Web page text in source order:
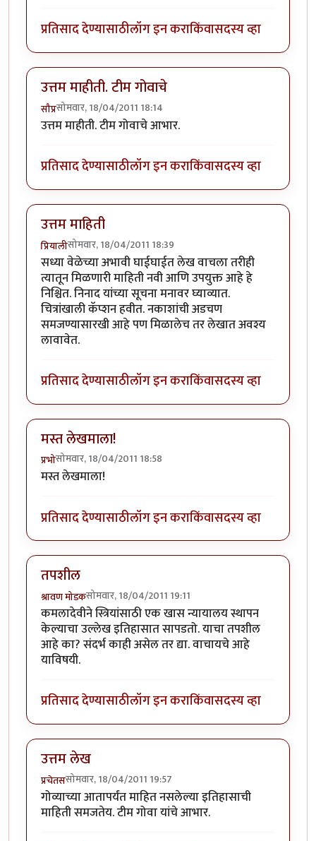
प्रतिसाद देण्यासाठीलॉग इन कराकिंवासदस्य व्हा
उत्तम माहीती. टीम गोवाचे
सौप्रसोमवार, 18/04/2011 18:14
उत्तम माहीती. टीम गोवाचे आभार.
प्रतिसाद देण्यासाठीलॉग इन कराकिंवासदस्य व्हा
उत्तम माहिती
प्रियालीसोमवार, 18/04/2011 18:39
सध्या वेळेच्या अभावी घाईघाईत लेख वाचला तरीही
त्यातून मिळणारी माहिती नवी आणि उपयुक्त आहे हे
निश्चित. निनाद यांच्या सूचना मनावर घ्याव्यात.
चित्रांखाली कॅप्शन हवीत. नकाशांची अडचण
समजण्यासारखी आहे पण मिळालेच तर लेखात अवश्य
लावावेत.
प्रतिसाद देण्यासाठीलॉग इन कराकिंवासदस्य व्हा
मस्त लेखमाला!
प्रभोसोमवार, 18/04/2011 18:58
मस्त लेखमाला!
प्रतिसाद देण्यासाठीलॉग इन कराकिंवासदस्य व्हा
तपशील
श्रावण मोडकसोमवार, 18/04/2011 19:11
कमलादेवीने स्त्रियांसाठी एक खास न्यायालय स्थापन
केल्याचा उल्लेख इतिहासात सापडतो. याचा तपशील
आहे का? संदर्भ काही असेल तर द्या. वाचायचे आहे
याविषयी.
प्रतिसाद देण्यासाठीलॉग इन कराकिंवासदस्य व्हा
उत्तम लेख
प्रचेतससोमवार, 18/04/2011 19:57
गोव्याच्या आतापर्यंत माहित नसलेल्या इतिहासाची
माहिती समजतेय. टीम गोवा यांचे आभार.